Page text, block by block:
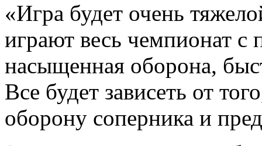
«Игра будет очень
играют весь чемпионат
насыщенная оборона,
Все будет зависеть от
оборону соперника и